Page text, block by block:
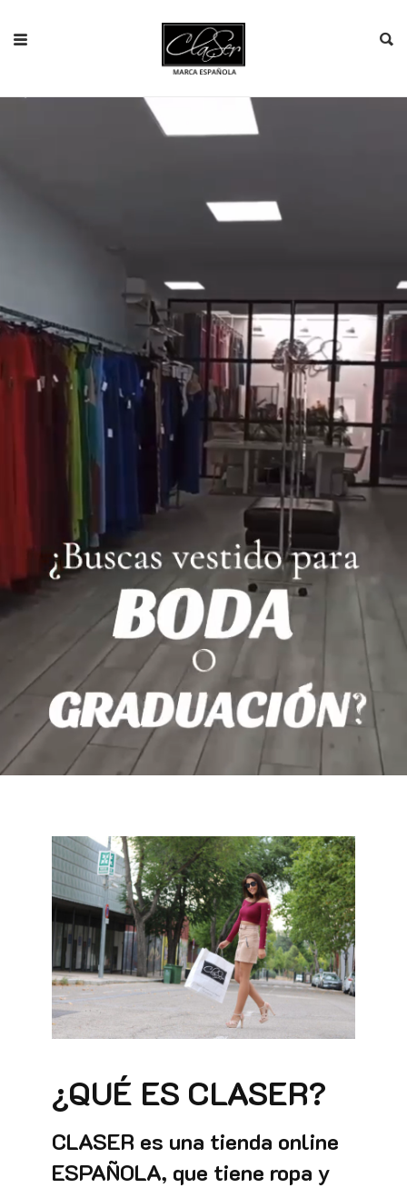
¿QUÉ ES CLASER?
CLASER es una tienda online
ESPAÑOLA, que tiene ropa y